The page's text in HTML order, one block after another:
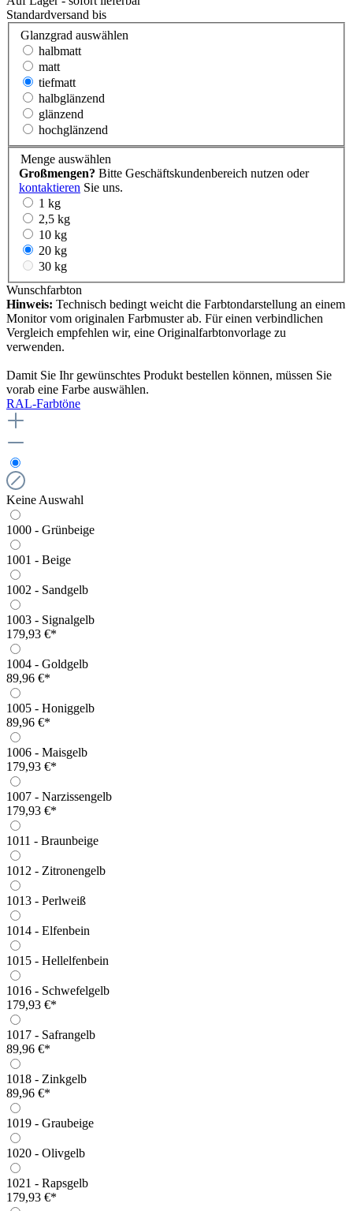
Standardversand bis
Glanzgrad auswählen
halbmatt
matt
tiefmatt
halbglänzend
glänzend
hochglänzend
Menge auswählen
Großmengen? Bitte Geschäftskundenbereich nutzen oder
kontaktieren Sie uns.
1 kg
2,5 kg
10 kg
20 kg
30 kg
Wunschfarbton
Hinweis: Technisch bedingt weicht die Farbtondarstellung an einem
Monitor vom originalen Farbmuster ab. Für einen verbindlichen
Vergleich empfehlen wir, eine Originalfarbtonvorlage zu
verwenden.
Damit Sie Ihr gewünschtes Produkt bestellen können, müssen Sie
vorab eine Farbe auswählen.
RAL-Farbtöne
Keine Auswahl
1000 - Grünbeige
1001 - Beige
1002 - Sandgelb
1003 - Signalgelb
179,93 €*
1004 - Goldgelb
89,96 €*
1005 - Honiggelb
89,96 €*
1006 - Maisgelb
179,93 €*
1007 - Narzissengelb
179,93 €*
1011 - Braunbeige
1012 - Zitronengelb
1013 - Perlweiß
1014 - Elfenbein
1015 - Hellelfenbein
1016 - Schwefelgelb
179,93 €*
1017 - Safrangelb
89,96 €*
1018 - Zinkgelb
89,96 €*
1019 - Graubeige
1020 - Olivgelb
1021 - Rapsgelb
179,93 €*